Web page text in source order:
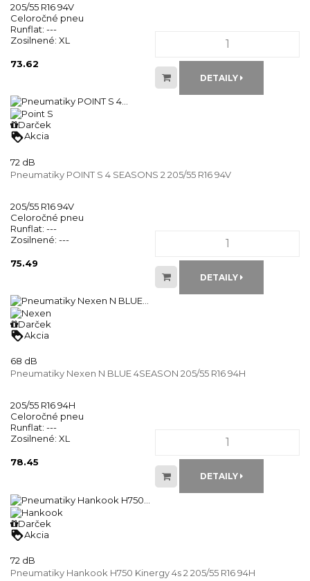
205/55 R16 94V
Celoročné pneu
Runflat: ---
Zosilnené: XL
73.62
DETAILY
Darček
loyaltyAkcia
72 dB
Pneumatiky POINT S 4 SEASONS 2 205/55 R16 94V
205/55 R16 94V
Celoročné pneu
Runflat: ---
Zosilnené: ---
75.49
DETAILY
Darček
loyaltyAkcia
68 dB
Pneumatiky Nexen N BLUE 4SEASON 205/55 R16 94H
205/55 R16 94H
Celoročné pneu
Runflat: ---
Zosilnené: XL
78.45
DETAILY
Darček
loyaltyAkcia
72 dB
Pneumatiky Hankook H750 Kinergy 4s 2 205/55 R16 94H